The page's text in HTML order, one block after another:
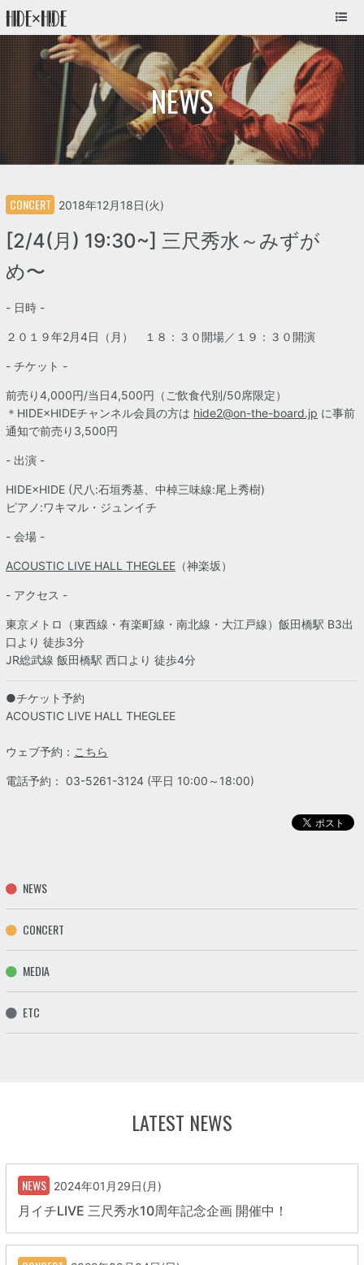
NEWS
NEWS
CONCERT
MEDIA
ETC
CONCERT 2018年12月18日(火)
[2/4(月) 19:30~] 三尺秀水～みずが
め〜
- 日時 -
２０１９年2月4日（月） １８：３０開場／１９：３０開演
- チケット -
前売り4,000円/当日4,500円 （ご飲食代別/50席限定）
＊HIDE×HIDEチャンネル会員の方は hide2@on-the-board.jp に事前
通知で前売り3,500円
- 出演 -
HIDE×HIDE (尺八:石垣秀基、中棹三味線:尾上秀樹)
ピアノ:ワキマル・ジュンイチ
- 会場 -
ACOUSTIC LIVE HALL THEGLEE （神楽坂）
- アクセス -
東京メトロ（東西線・有楽町線・南北線・大江戸線）飯田橋駅 B3出
口より 徒歩3分
JR総武線 飯田橋駅 西口より 徒歩4分
●チケット予約
ACOUSTIC LIVE HALL THEGLEE
ウェブ予約： こちら
電話予約： 03-5261-3124 (平日 10:00～18:00)
LATEST NEWS
NEWS 2024年01月29日(月)
月イチLIVE 三尺秀水10周年記念企画 開催中！